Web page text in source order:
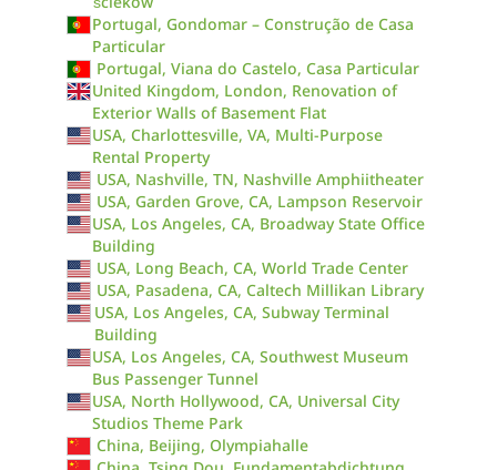
Portugal, Gondomar – Construção de Casa
Particular
Portugal, Viana do Castelo, Casa Particular
United Kingdom, London, Renovation of
Exterior Walls of Basement Flat
USA, Charlottesville, VA, Multi-Purpose
Rental Property
USA, Nashville, TN, Nashville Amphiitheater
USA, Garden Grove, CA, Lampson Reservoir
USA, Los Angeles, CA, Broadway State Office
Building
USA, Long Beach, CA, World Trade Center
USA, Pasadena, CA, Caltech Millikan Library
USA, Los Angeles, CA, Subway Terminal
Building
USA, Los Angeles, CA, Southwest Museum
Bus Passenger Tunnel
USA, North Hollywood, CA, Universal City
Studios Theme Park
China, Beijing, Olympiahalle